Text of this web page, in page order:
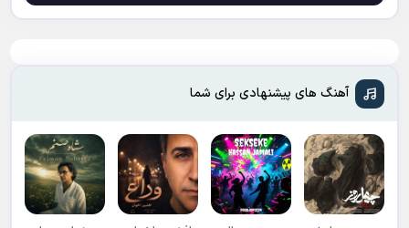
آهنگ های پیشنهادی برای شما